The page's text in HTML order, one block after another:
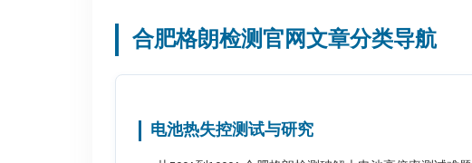
合肥格朗检测官网文章分类导航
电池热失控测试与研究